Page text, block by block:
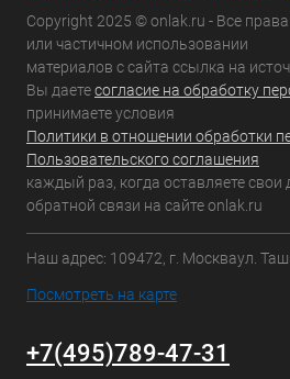
Copyright 2025 © onlak.ru - Все
или частичном использовании
материалов с сайта ссылка на
Вы даетесогласие на обработку
принимаете условия
Политики в отношении обработки
Пользовательского соглашения
каждый раз, когда оставляете
обратной связи на сайте onlak.ru
Наш адрес: 109472, г. Москваул.
Посмотреть на карте
+7(495)789-47-31